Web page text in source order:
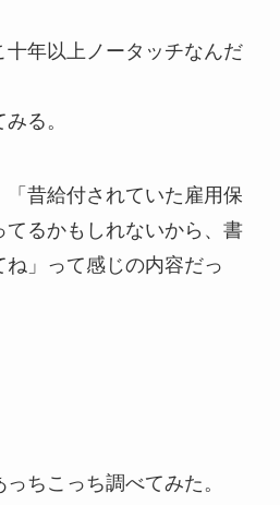
十年以上ノータッチなんだ
る。
「昔給付されていた雇用保
てるかもしれないから、書
」って感じの内容だっ
ちこっち調べてみた。